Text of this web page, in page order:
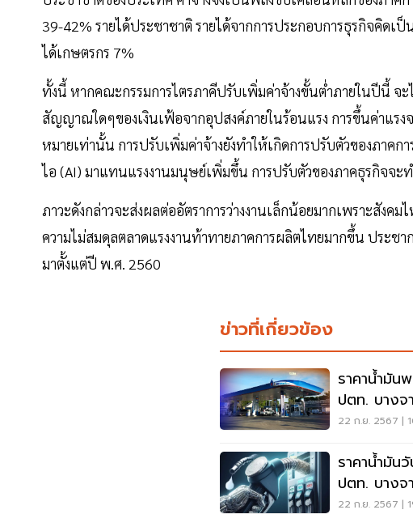
39-42% รายได้ประชาชาติ รายได้จากการประกอบการธุรกิจคิด
ได้เกษตรกร 7%
ทั้งนี้ หากคณะกรรมการไตรภาคีปรับเพิ่มค่าจ้างขั้นต่ำภายในปีนี้ จ
สัญญาณใดๆของเงินเฟ้อจากอุปสงค์ภายในร้อนแรง การขึ้นค่าแร
หมายเท่านั้น การปรับเพิ่มค่าจ้างยังทำให้เกิดการปรับตัวของภาค
ไอ (AI) มาแทนแรงงานมนุษย์เพิ่มขึ้น การปรับตัวของภาคธุรกิจจ
ภาวะดังกล่าวจะส่งผลต่ออัตราการว่างงานเล็กน้อยมากเพราะสั
ความไม่สมดุลตลาดแรงงานท้าทายภาคการผลิตไทยมากขึ้น ประชา
มาตั้งแต่ปี พ.ศ. 2560
ข่าวที่เกี่ยวข้อง
ราคาน้ำมัน
ปตท. บางจ
22 ก.ย. 2567 |
ราคาน้ำมัน
ปตท. บางจ
22 ก.ย. 2567 |